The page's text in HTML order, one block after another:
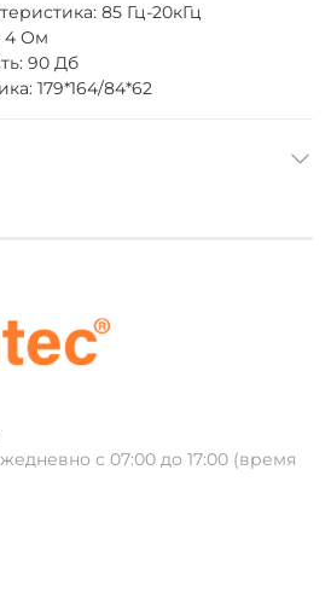
85 Гц-20кГц
4 Ом
90 Дб
179*164/84*62
с 07:00 до 17:00 (время